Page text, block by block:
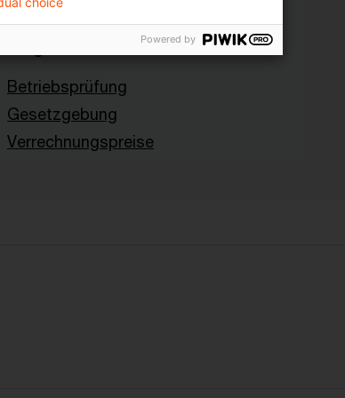
Betriebsprüfung
Gesetzgebung
Verrechnungspreise
Powered by